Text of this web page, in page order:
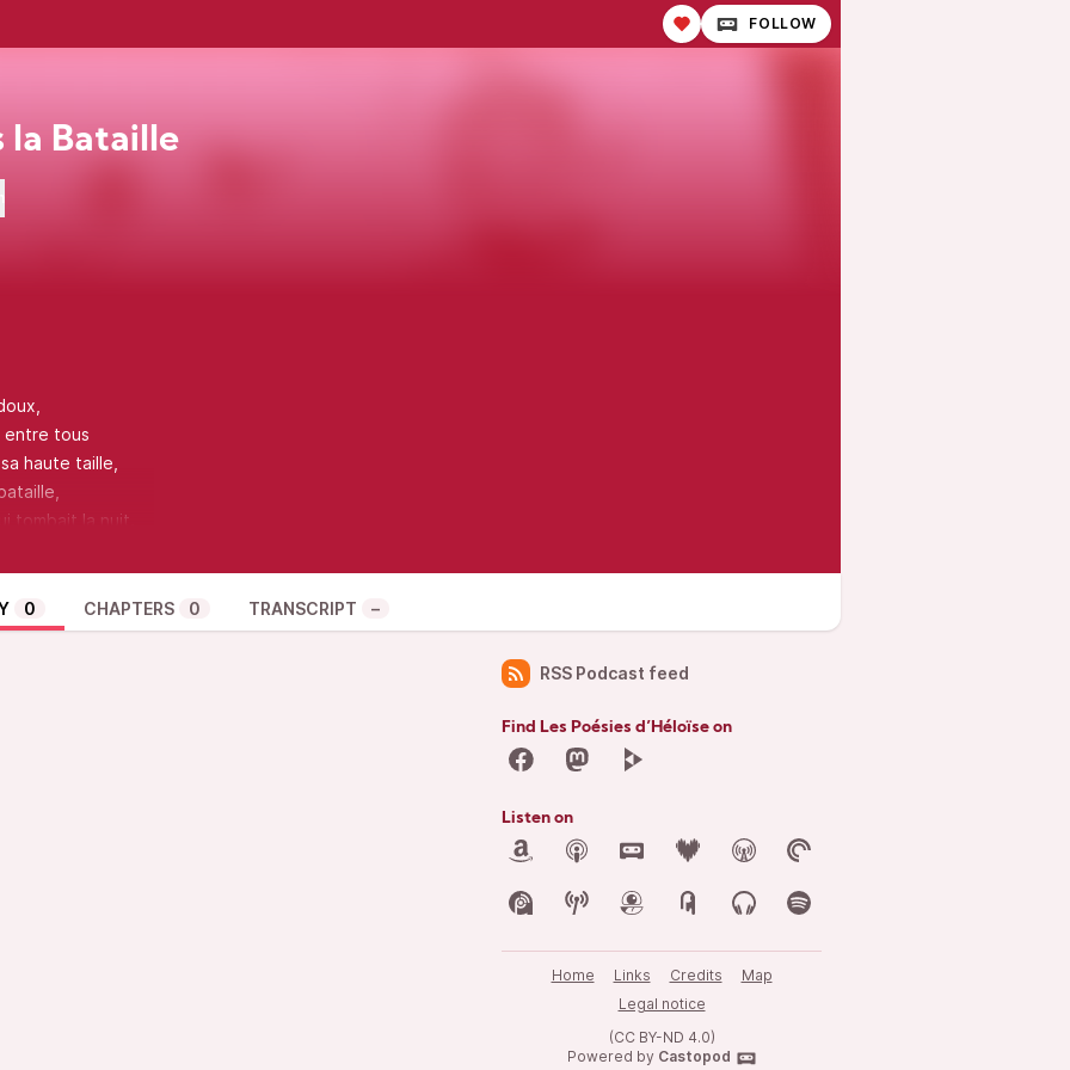
FOLLOW
la Bataille
entre tous
haute taille,
tombait la nuit.
un faible bruit.
déroute
de la route,
moitié.
0 CHAPTERS 0 TRANSCRIPT –
RSS Podcast feed
Find Les Poésies d’Héloïse on
Listen on
Home Links Credits
Map
Legal notice
(CC BY-ND 4.0)
Powered by Castopod